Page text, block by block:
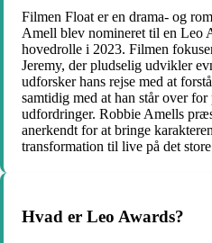
Filmen Float er en drama- og
Amell blev nomineret til en Leo
hovedrolle i 2023. Filmen
Jeremy, der pludselig udvikler
udforsker hans rejse med at
samtidig med at han står over
udfordringer. Robbie Amells
anerkendt for at bringe
transformation til live på det
Hvad er Leo Awards?